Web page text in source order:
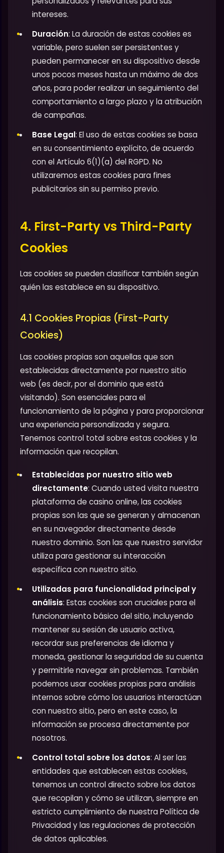
intereses.
Duración: La duración de estas cookies es
variable, pero suelen ser persistentes y
pueden permanecer en su dispositivo desde
unos pocos meses hasta un máximo de dos
años, para poder realizar un seguimiento del
comportamiento a largo plazo y la atribución
de campañas.
Base Legal: El uso de estas cookies se basa
en su consentimiento explícito, de acuerdo
con el Artículo 6(1)(a) del RGPD. No
utilizaremos estas cookies para fines
publicitarios sin su permiso previo.
4. First-Party vs Third-Party
Cookies
Las cookies se pueden clasificar también según
quién las establece en su dispositivo.
4.1 Cookies Propias (First-Party
Cookies)
Las cookies propias son aquellas que son
establecidas directamente por nuestro sitio
web (es decir, por el dominio que está
visitando). Son esenciales para el
funcionamiento de la página y para proporcionar
una experiencia personalizada y segura.
Tenemos control total sobre estas cookies y la
información que recopilan.
Establecidas por nuestro sitio web
directamente: Cuando usted visita nuestra
plataforma de casino online, las cookies
propias son las que se generan y almacenan
en su navegador directamente desde
nuestro dominio. Son las que nuestro servidor
utiliza para gestionar su interacción
específica con nuestro sitio.
Utilizadas para funcionalidad principal y
análisis: Estas cookies son cruciales para el
funcionamiento básico del sitio, incluyendo
mantener su sesión de usuario activa,
recordar sus preferencias de idioma y
moneda, gestionar la seguridad de su cuenta
y permitirle navegar sin problemas. También
podemos usar cookies propias para análisis
internos sobre cómo los usuarios interactúan
con nuestro sitio, pero en este caso, la
información se procesa directamente por
nosotros.
Control total sobre los datos: Al ser las
entidades que establecen estas cookies,
tenemos un control directo sobre los datos
que recopilan y cómo se utilizan, siempre en
estricto cumplimiento de nuestra Política de
Privacidad y las regulaciones de protección
de datos aplicables.